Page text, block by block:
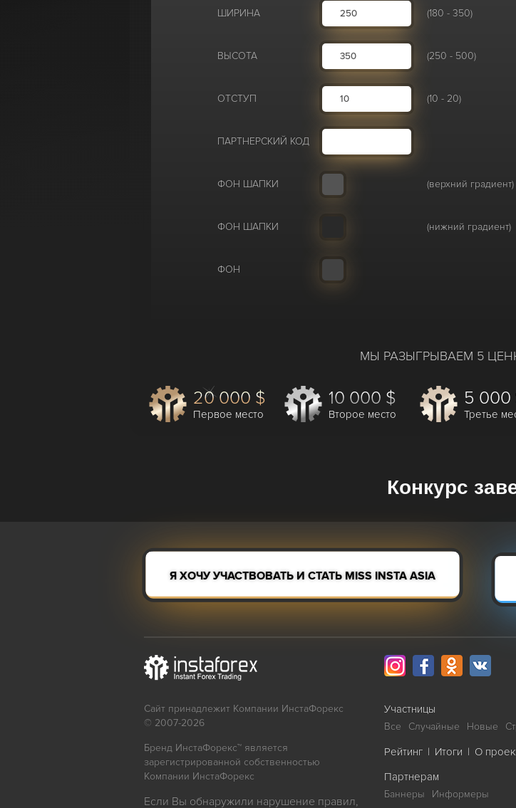
ШИРИНА
ВЫСОТА
ОТСТУП
ПАРТНЕРСКИЙ КОД
ФОН ШАПКИ
ФОН ШАПКИ
ФОН
(180 - 350)
(250 - 500)
(10 - 20)
(верхний градиент)
(нижний градиент)
МЫ РАЗЫГРЫВАЕМ 5
20 000 $
Первое место
10 000 $
Второе место
5 000
Третье
Конкурс
Я ХОЧУ УЧАСТВОВАТЬ И СТАТЬ MISS INSTA ASIA
Сайт принадлежит Компании ИнстаФорекс
© 2007-2026
Бренд ИнстаФорекс™ является
зарегистрированной собственностью
Компании ИнстаФорекс
Если Вы обнаружили нарушение правил,
Участницы
Все Случайные Новые
Рейтинг | Итоги | О
Партнерам
Баннеры Информеры